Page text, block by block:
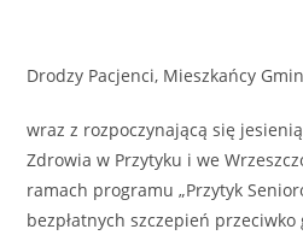
Drodzy Pacjenci, Mieszkańcy
wraz z rozpoczynającą się
Zdrowia w Przytyku i we
ramach programu „Przytyk
bezpłatnych szczepień przeciwko